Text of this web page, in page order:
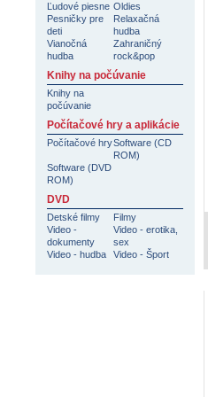
Ľudové piesne Oldies
Pesničky pre
deti
Relaxačná
hudba
Vianočná
hudba
Zahraničný
rock&pop
Knihy na počúvanie
Knihy na
počúvanie
Počítačové hry a aplikácie
Počítačové hrySoftware (CD
ROM)
Software (DVD
ROM)
DVD
Detské filmy
Filmy
Video -
dokumenty
Video - erotika,
sex
Video - hudba
Video - Šport